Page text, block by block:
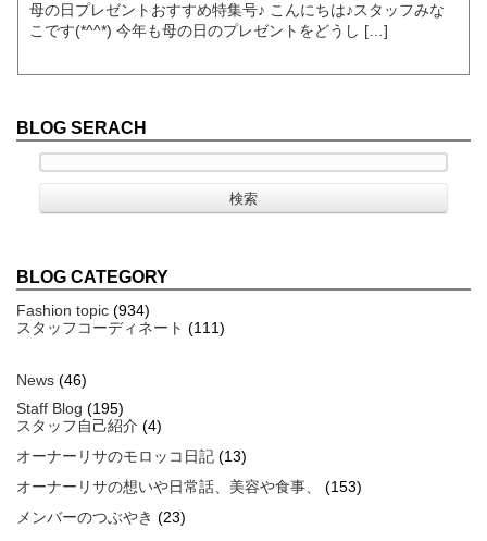
母の日プレゼントおすすめ特集号♪ こんにちは♪スタッフみな
こです(*^^*) 今年も母の日のプレゼントをどうし […]
BLOG SERACH
BLOG CATEGORY
Fashion topic (934)
スタッフコーディネート (111)
News (46)
Staff Blog (195)
スタッフ自己紹介 (4)
オーナーリサのモロッコ日記 (13)
オーナーリサの想いや日常話、美容や食事、
(153)
メンバーのつぶやき (23)